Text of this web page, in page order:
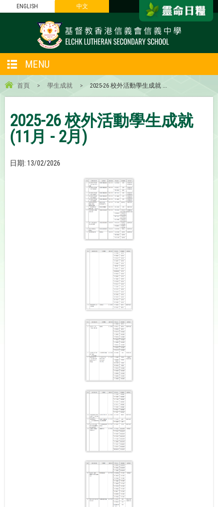
ENGLISH 中文
MENU
首頁 > 學生成就 > 2025-26 校外活動學生成就 ...
2025-26 校外活動學生成就
(11月 - 2月)
日期: 13/02/2026